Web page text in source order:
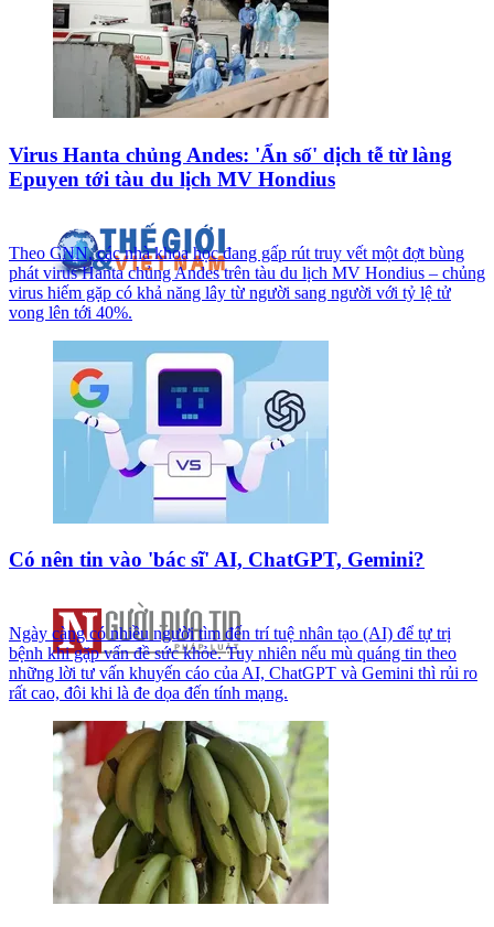
Virus Hanta chủng Andes: 'Ẩn số' dịch tễ từ làng
Epuyen tới tàu du lịch MV Hondius
Theo CNN, các nhà khoa học đang gấp rút truy vết một đợt bùng
phát virus Hanta chủng Andes trên tàu du lịch MV Hondius – chủng
virus hiếm gặp có khả năng lây từ người sang người với tỷ lệ tử
vong lên tới 40%.
Có nên tin vào 'bác sĩ' AI, ChatGPT, Gemini?
Ngày càng có nhiều người tìm đến trí tuệ nhân tạo (AI) để tự trị
bệnh khi gặp vấn đề sức khỏe. Tuy nhiên nếu mù quáng tin theo
những lời tư vấn khuyến cáo của AI, ChatGPT và Gemini thì rủi ro
rất cao, đôi khi là đe dọa đến tính mạng.